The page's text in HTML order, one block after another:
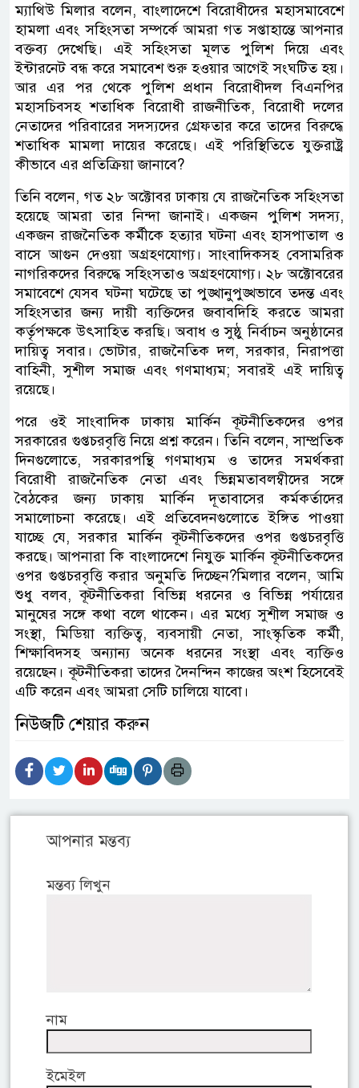
ম্যাথিউ মিলার বলেন, বাংলাদেশে বিরোধীদের মহাসমাবেশে
হামলা এবং সহিংসতা সম্পর্কে আমরা গত সপ্তাহান্তে আপনার
বক্তব্য দেখেছি। এই সহিংসতা মূলত পুলিশ দিয়ে এবং
ইন্টারনেট বন্ধ করে সমাবেশ শুরু হওয়ার আগেই সংঘটিত হয়।
আর এর পর থেকে পুলিশ প্রধান বিরোধীদল বিএনপির
মহাসচিবসহ শতাধিক বিরোধী রাজনীতিক, বিরোধী দলের
নেতাদের পরিবারের সদস্যদের গ্রেফতার করে তাদের বিরুদ্ধে
শতাধিক মামলা দায়ের করেছে। এই পরিস্থিতিতে যুক্তরাষ্ট্র
কীভাবে এর প্রতিক্রিয়া জানাবে?
তিনি বলেন, গত ২৮ অক্টোবর ঢাকায় যে রাজনৈতিক সহিংসতা
হয়েছে আমরা তার নিন্দা জানাই। একজন পুলিশ সদস্য,
একজন রাজনৈতিক কর্মীকে হত্যার ঘটনা এবং হাসপাতাল ও
বাসে আগুন দেওয়া অগ্রহণযোগ্য। সাংবাদিকসহ বেসামরিক
নাগরিকদের বিরুদ্ধে সহিংসতাও অগ্রহণযোগ্য। ২৮ অক্টোবরের
সমাবেশে যেসব ঘটনা ঘটেছে তা পুঙ্খানুপুঙ্খভাবে তদন্ত এবং
সহিংসতার জন্য দায়ী ব্যক্তিদের জবাবদিহি করতে আমরা
কর্তৃপক্ষকে উৎসাহিত করছি। অবাধ ও সুষ্ঠু নির্বাচন অনুষ্ঠানের
দায়িত্ব সবার। ভোটার, রাজনৈতিক দল, সরকার, নিরাপত্তা
বাহিনী, সুশীল সমাজ এবং গণমাধ্যম; সবারই এই দায়িত্ব
রয়েছে।
পরে ওই সাংবাদিক ঢাকায় মার্কিন কূটনীতিকদের ওপর
সরকারের গুপ্তচরবৃত্তি নিয়ে প্রশ্ন করেন। তিনি বলেন, সাম্প্রতিক
দিনগুলোতে, সরকারপন্থি গণমাধ্যম ও তাদের সমর্থকরা
বিরোধী রাজনৈতিক নেতা এবং ভিন্নমতাবলম্বীদের সঙ্গে
বৈঠকের জন্য ঢাকায় মার্কিন দূতাবাসের কর্মকর্তাদের
সমালোচনা করেছে। এই প্রতিবেদনগুলোতে ইঙ্গিত পাওয়া
যাচ্ছে যে, সরকার মার্কিন কূটনীতিকদের ওপর গুপ্তচরবৃত্তি
করছে। আপনারা কি বাংলাদেশে নিযুক্ত মার্কিন কূটনীতিকদের
ওপর গুপ্তচরবৃত্তি করার অনুমতি দিচ্ছেন?মিলার বলেন, আমি
শুধু বলব, কূটনীতিকরা বিভিন্ন ধরনের ও বিভিন্ন পর্যায়ের
মানুষের সঙ্গে কথা বলে থাকেন। এর মধ্যে সুশীল সমাজ ও
সংস্থা, মিডিয়া ব্যক্তিত্ব, ব্যবসায়ী নেতা, সাংস্কৃতিক কর্মী,
শিক্ষাবিদসহ অন্যান্য অনেক ধরনের সংস্থা এবং ব্যক্তিও
রয়েছেন। কূটনীতিকরা তাদের দৈনন্দিন কাজের অংশ হিসেবেই
এটি করেন এবং আমরা সেটি চালিয়ে যাবো।
নিউজটি শেয়ার করুন
আপনার মন্তব্য
মন্তব্য লিখুন
নাম
ইমেইল